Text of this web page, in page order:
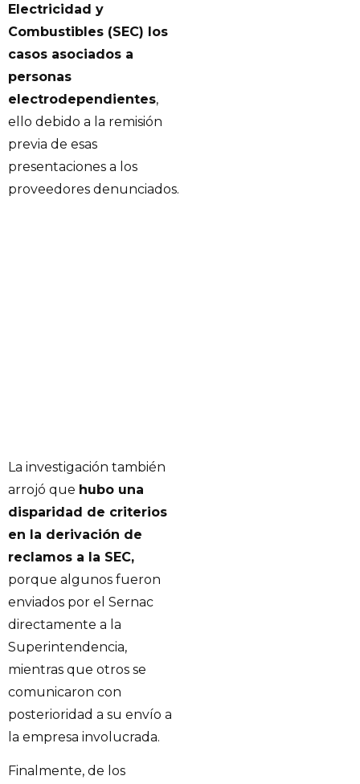
Electricidad y
Combustibles (SEC) los
casos asociados a
personas
electrodependientes,
ello debido a la remisión
previa de esas
presentaciones a los
proveedores denunciados.
La investigación también
arrojó que hubo una
disparidad de criterios
en la derivación de
reclamos a la SEC,
porque algunos fueron
enviados por el Sernac
directamente a la
Superintendencia,
mientras que otros se
comunicaron con
posterioridad a su envío a
la empresa involucrada.
Finalmente, de los